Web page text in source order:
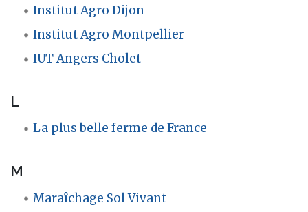
Institut Agro Dijon
Institut Agro Montpellier
IUT Angers Cholet
L
La plus belle ferme de France
M
Maraîchage Sol Vivant